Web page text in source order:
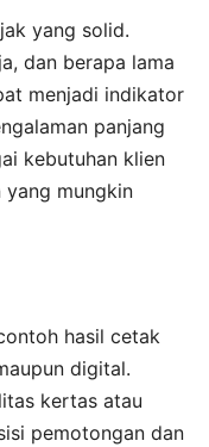
yang solid.
dan berapa lama
menjadi indikator
panjang
kebutuhan klien
yang mungkin
hasil cetak
digital.
kertas atau
pemotongan dan